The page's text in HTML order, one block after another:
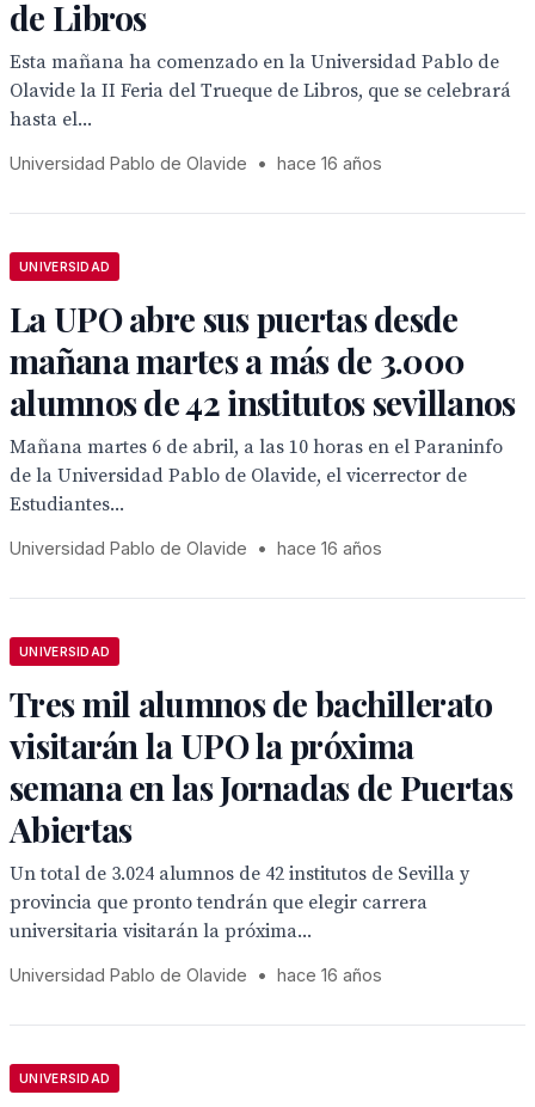
de Libros
Esta mañana ha comenzado en la Universidad Pablo de
Olavide la II Feria del Trueque de Libros, que se celebrará
hasta el...
Universidad Pablo de Olavide • hace 16 años
UNIVERSIDAD
La UPO abre sus puertas desde
mañana martes a más de 3.000
alumnos de 42 institutos sevillanos
Mañana martes 6 de abril, a las 10 horas en el Paraninfo
de la Universidad Pablo de Olavide, el vicerrector de
Estudiantes...
Universidad Pablo de Olavide • hace 16 años
UNIVERSIDAD
Tres mil alumnos de bachillerato
visitarán la UPO la próxima
semana en las Jornadas de Puertas
Abiertas
Un total de 3.024 alumnos de 42 institutos de Sevilla y
provincia que pronto tendrán que elegir carrera
universitaria visitarán la próxima...
Universidad Pablo de Olavide • hace 16 años
UNIVERSIDAD